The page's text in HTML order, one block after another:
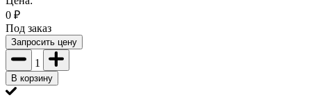
0 ₽
Под заказ
Запросить цену
1
В корзину